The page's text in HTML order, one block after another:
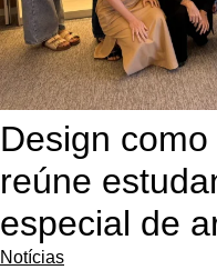
Design
reúne
especial de
Notícias